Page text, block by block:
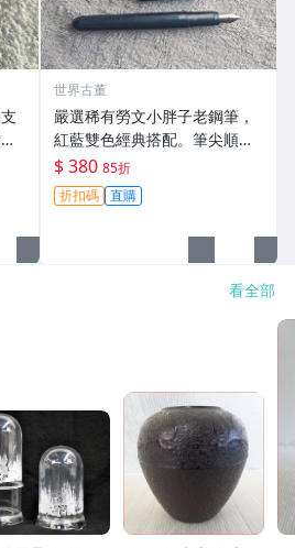
世界古董
嚴選稀有勞文小胖子老鋼筆，
紅藍雙色經典搭配。筆尖順
滑，雅黑錫金筆身展現極簡風
格。時尚阻尼設計，久藏庫存
仍有收藏價值。細節看圖了
$ 380 85折
折扣碼 直購
看全部